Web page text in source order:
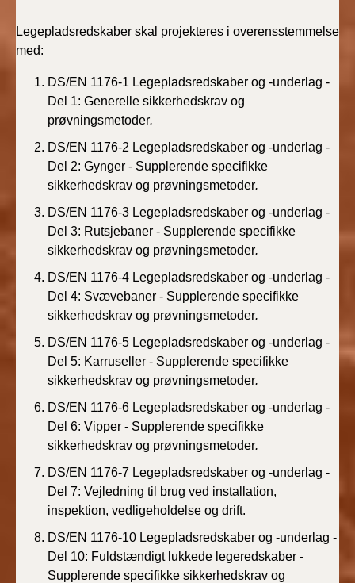
BR18 (10/3-30/6
2020)
BR18 (1/1-9/3 2020)
2019)
BR18 (1/1-4/7 2019)
BR18 (1/7-31/12
2018)
BR18 (1/1-30/6
2018)
BR15 (2015-2018)
Tidligere BR (1961-
Legepladsredskaber skal projekteres i overensstemmelse
med:
DS/EN 1176-1 Legepladsredskaber og -underlag -
Del 1: Generelle sikkerhedskrav og
prøvningsmetoder.
DS/EN 1176-2 Legepladsredskaber og -underlag -
Del 2: Gynger - Supplerende specifikke
sikkerhedskrav og prøvningsmetoder.
DS/EN 1176-3 Legepladsredskaber og -underlag -
Del 3: Rutsjebaner - Supplerende specifikke
sikkerhedskrav og prøvningsmetoder.
DS/EN 1176-4 Legepladsredskaber og -underlag -
Del 4: Svævebaner - Supplerende specifikke
sikkerhedskrav og prøvningsmetoder.
DS/EN 1176-5 Legepladsredskaber og -underlag -
Del 5: Karruseller - Supplerende specifikke
sikkerhedskrav og prøvningsmetoder.
DS/EN 1176-6 Legepladsredskaber og -underlag -
Del 6: Vipper - Supplerende specifikke
sikkerhedskrav og prøvningsmetoder.
DS/EN 1176-7 Legepladsredskaber og -underlag -
Del 7: Vejledning til brug ved installation,
inspektion, vedligeholdelse og drift.
DS/EN 1176-10 Legepladsredskaber og -underlag -
Del 10: Fuldstændigt lukkede legeredskaber -
Supplerende specifikke sikkerhedskrav og